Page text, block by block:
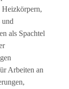
Heizkörpern,
und
als Spachtel
Arbeiten an